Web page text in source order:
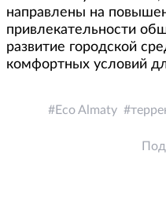
направлены на
привлекательности
развитие городской
комфортных условий
Eco Almaty